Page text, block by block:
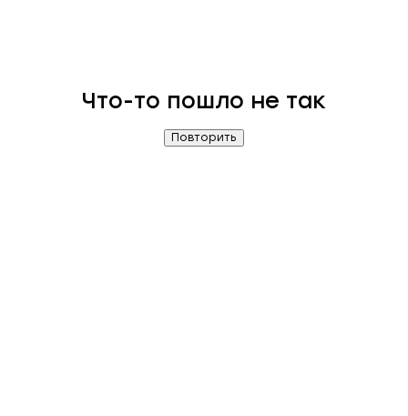
Что-то пошло не так
Повторить